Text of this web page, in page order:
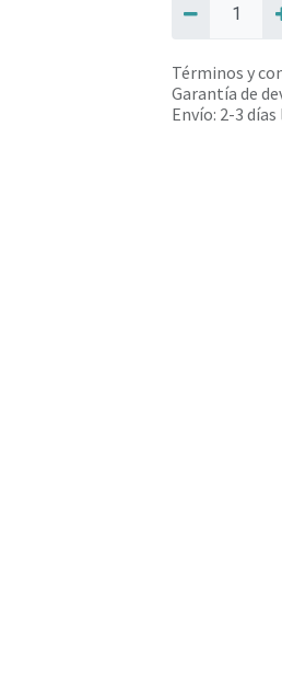
Términos y
Garantía de
Envío: 2-3